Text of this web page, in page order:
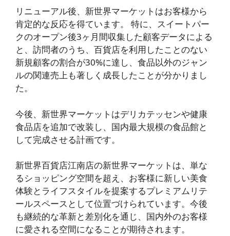
リニューアル後、新世界マーケットはお客様から
肯定的な反応を得ています。 特に、スイートパー
クのオープン後3ヶ月間収集した顧客データによる
と、訪問者のうち、百貨店を利用したことのない
新規顧客の割合が30%に達し、食品以外のジャン
ルの関連売上も著しく成長したことが分かりまし
た。
今後、新世界マーケットはデリカテッセンや健康
食品店を追加で改装し、国内最大規模の食品館と
して完成させる計画です。
新世界百貨店江南店の新世界マーケットは、単な
るショッピング空間を超え、お客様に新しい美食
体験とライフスタイルを提案するプレミアムリテ
ールスペースとして位置づけられています。今後
も継続的な革新と差別化を通じ、国内外のお客様
に愛される空間になることが期待されます。